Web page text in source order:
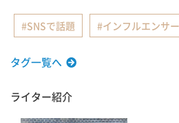
SNSで話題 インフルエンサー
タグ一覧へ
ライター紹介